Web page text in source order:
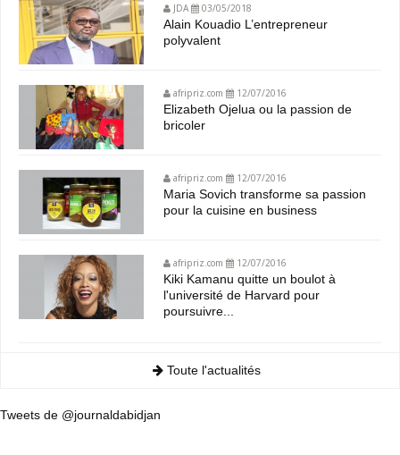
JDA 03/05/2018
Alain Kouadio L’entrepreneur
polyvalent
afripriz.com 12/07/2016
Elizabeth Ojelua ou la passion de
bricoler
afripriz.com 12/07/2016
Maria Sovich transforme sa passion
pour la cuisine en business
afripriz.com 12/07/2016
Kiki Kamanu quitte un boulot à
l'université de Harvard pour
poursuivre...
Toute l'actualités
Tweets de @journaldabidjan